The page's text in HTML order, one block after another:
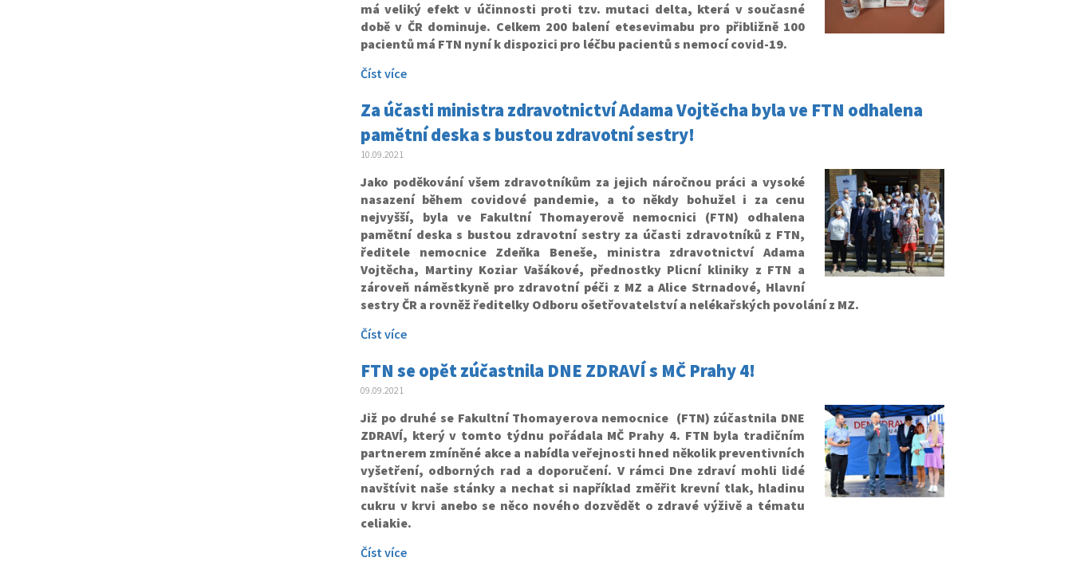
má veliký efekt v účinnosti proti tzv. mutaci delta, která v současné
době v ČR dominuje. Celkem 200 balení etesevimabu pro přibližně 100
pacientů má FTN nyní k dispozici pro léčbu pacientů s nemocí covid-19.
Číst více
Za účasti ministra zdravotnictví Adama Vojtěcha byla ve FTN odhalena
pamětní deska s bustou zdravotní sestry!
10.09.2021
Jako poděkování všem zdravotníkům za jejich náročnou práci a vysoké
nasazení během covidové pandemie, a to někdy bohužel i za cenu
nejvyšší, byla ve Fakultní Thomayerově nemocnici (FTN) odhalena
pamětní deska s bustou zdravotní sestry za účasti zdravotníků z FTN,
ředitele nemocnice Zdeňka Beneše, ministra zdravotnictví Adama
Vojtěcha, Martiny Koziar Vašákové, přednostky Plicní kliniky z FTN a
zároveň náměstkyně pro zdravotní péči z MZ a Alice Strnadové, Hlavní
sestry ČR a rovněž ředitelky Odboru ošetřovatelství a nelékařských povolání z MZ.
Číst více
FTN se opět zúčastnila DNE ZDRAVÍ s MČ Prahy 4!
09.09.2021
Již po druhé se Fakultní Thomayerova nemocnice (FTN) zúčastnila DNE
ZDRAVÍ, který v tomto týdnu pořádala MČ Prahy 4. FTN byla tradičním
partnerem zmíněné akce a nabídla veřejnosti hned několik preventivních
vyšetření, odborných rad a doporučení. V rámci Dne zdraví mohli lidé
navštívit naše stánky a nechat si například změřit krevní tlak, hladinu
cukru v krvi anebo se něco nového dozvědět o zdravé výživě a tématu
celiakie.
Číst více